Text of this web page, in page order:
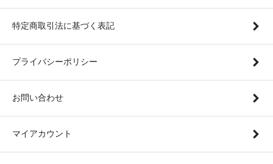
特定商取引法に基づく表記
プライバシーポリシー
お問い合わせ
マイアカウント